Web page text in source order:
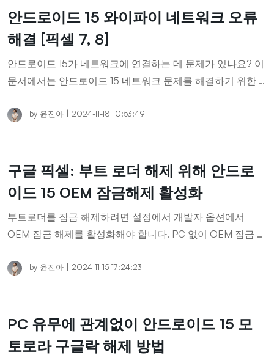
안드로이드 15 와이파이 네트워크 오류
해결 [픽셀 7, 8]
안드로이드 15가 네트워크에 연결하는 데 문제가 있나요? 이
문서에서는 안드로이드 15 네트워크 문제를 해결하기 위한 6
by 윤진아 2024-11-18 10:53:49
구글 픽셀: 부트 로더 해제 위해 안드로
이드 15 OEM 잠금해제 활성화
부트로더를 잠금 해제하려면 설정에서 개발자 옵션에서
OEM 잠금 해제를 활성화해야 합니다. PC 없이 OEM 잠금 해
by 윤진아 2024-11-15 17:24:23
PC 유무에 관계없이 안드로이드 15 모
토로라 구글락 해제 방법